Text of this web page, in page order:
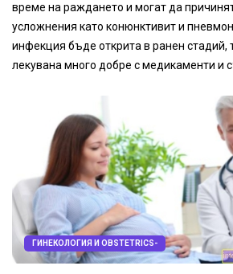
време на раждането и могат да
усложнения като конюнктивит и
инфекция бъде открита в ранен
лекувана много добре с медикаменти и
ГИНЕКОЛОГИЯ И OBSTETRICS-